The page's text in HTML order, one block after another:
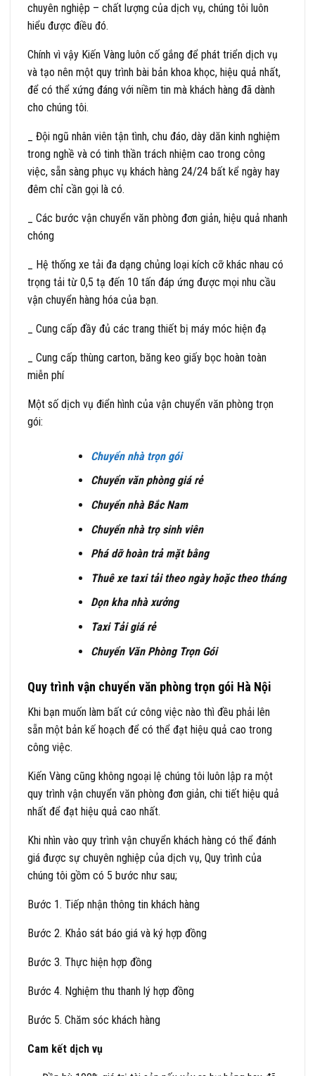
chuyên nghiệp – chất lượng của dịch vụ, chúng tôi luôn
hiểu được điều đó.
Chính vì vậy Kiến Vàng luôn cố gắng để phát triển dịch vụ
và tạo nên một quy trình bài bản khoa khọc, hiệu quả nhất,
để có thể xứng đáng với niềm tin mà khách hàng đã dành
cho chúng tôi.
_ Đội ngũ nhân viên tận tình, chu đáo, dày dăn kinh nghiệm
trong nghề và có tinh thần trách nhiệm cao trong công
việc, sẵn sàng phục vụ khách hàng 24/24 bất kể ngày hay
đêm chỉ cần gọi là có.
_ Các bước vận chuyển văn phòng đơn giản, hiệu quả nhanh
chóng
_ Hệ thống xe tải đa dạng chủng loại kích cỡ khác nhau có
trọng tải từ 0,5 tạ đến 10 tấn đáp ứng được mọi nhu cầu
vận chuyển hàng hóa của bạn.
_ Cung cấp đầy đủ các trang thiết bị máy móc hiện đạ
_ Cung cấp thùng carton, băng keo giấy bọc hoàn toàn
miễn phí
Một số dịch vụ điển hình của vận chuyển văn phòng trọn
gói:
Chuyển nhà trọn gói
Chuyển văn phòng giá rẻ
Chuyển nhà Bắc Nam
Chuyển nhà trọ sinh viên
Phá dỡ hoàn trả mặt bằng
Thuê xe taxi tải theo ngày hoặc theo tháng
Dọn kha nhà xưởng
Taxi Tải giá rẻ
Chuyển Văn Phòng Trọn Gói
Quy trình vận chuyển văn phòng trọn gói Hà Nội
Khi bạn muốn làm bất cứ công việc nào thì đều phải lên
sẵn một bản kế hoạch để có thể đạt hiệu quả cao trong
công việc.
Kiến Vàng cũng không ngoại lệ chúng tôi luôn lập ra một
quy trình vận chuyển văn phòng đơn giản, chi tiết hiệu quả
nhất để đạt hiệu quả cao nhất.
Khi nhìn vào quy trình vận chuyển khách hàng có thể đánh
giá được sự chuyên nghiệp của dịch vụ, Quy trình của
chúng tôi gồm có 5 bước như sau;
Bước 1. Tiếp nhận thông tin khách hàng
Bước 2. Khảo sát báo giá và ký hợp đồng
Bước 3. Thực hiện hợp đồng
Bước 4. Nghiệm thu thanh lý hợp đồng
Bước 5. Chăm sóc khách hàng
Cam kết dịch vụ